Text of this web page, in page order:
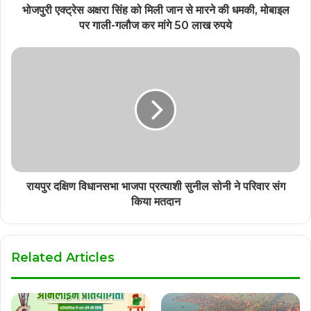
भोजपुरी एक्ट्रेस अक्षरा सिंह को मिली जान से मारने की धमकी, मोबाइल
पर गाली-गलौज कर मांगे 50 लाख रुपये
रायपुर दक्षिण विधानसभा भाजपा प्रत्याशी सुनील सोनी ने परिवार संग
किया मतदान
Related Articles